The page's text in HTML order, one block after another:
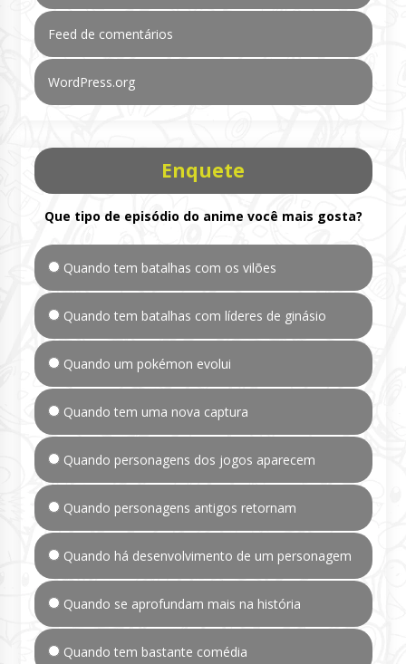
Feed de comentários
WordPress.org
Enquete
Que tipo de episódio do anime você mais gosta?
Quando tem batalhas com os vilões
Quando tem batalhas com líderes de ginásio
Quando um pokémon evolui
Quando tem uma nova captura
Quando personagens dos jogos aparecem
Quando personagens antigos retornam
Quando há desenvolvimento de um personagem
Quando se aprofundam mais na história
Quando tem bastante comédia